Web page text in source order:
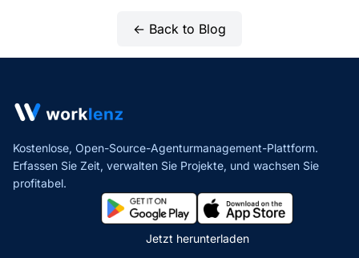
← Back to Blog
Kostenlose, Open-Source-Agenturmanagement-Plattform.
Erfassen Sie Zeit, verwalten Sie Projekte, und wachsen Sie
profitabel.
Jetzt herunterladen